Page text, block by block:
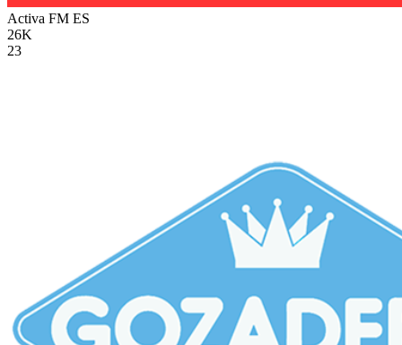
Activa FM ES
26K
23